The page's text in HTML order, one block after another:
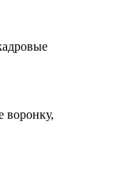
воронку,